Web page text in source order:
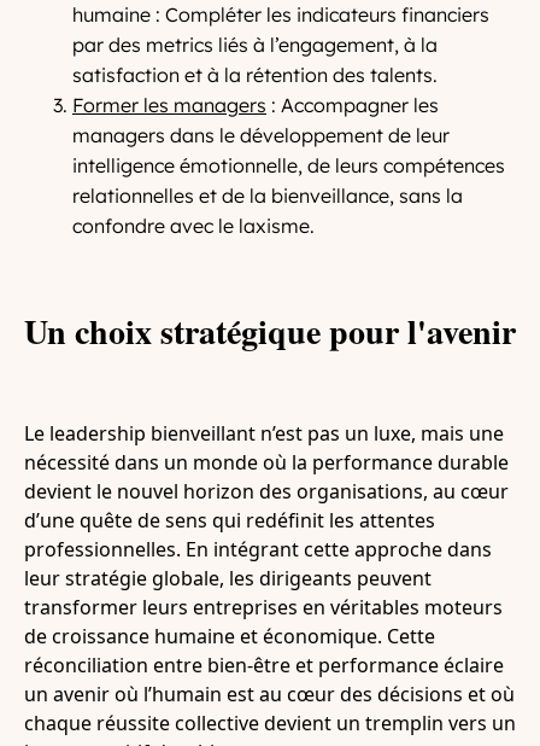
humaine : Compléter les indicateurs financiers
par des metrics liés à l’engagement, à la
satisfaction et à la rétention des talents.
Former les managers : Accompagner les
managers dans le développement de leur
intelligence émotionnelle, de leurs compétences
relationnelles et de la bienveillance, sans la
confondre avec le laxisme.
Un choix stratégique pour l'avenir
Le leadership bienveillant n’est pas un luxe, mais une
nécessité dans un monde où la performance durable
devient le nouvel horizon des organisations, au cœur
d’une quête de sens qui redéfinit les attentes
professionnelles. En intégrant cette approche dans
leur stratégie globale, les dirigeants peuvent
transformer leurs entreprises en véritables moteurs
de croissance humaine et économique. Cette
réconciliation entre bien-être et performance éclaire
un avenir où l’humain est au cœur des décisions et où
chaque réussite collective devient un tremplin vers un